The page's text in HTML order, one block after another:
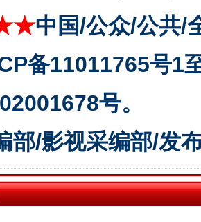
中国/公众/公共/
备11011765号1
号。
部/影视采编部/发